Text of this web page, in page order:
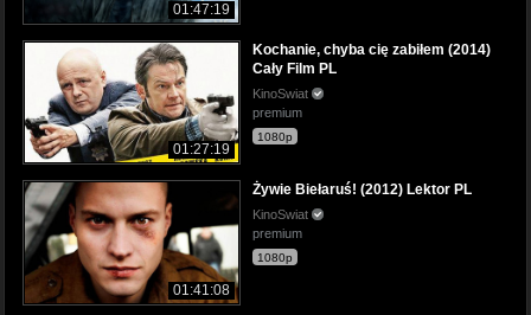
01:47:19
01:27:19
Kochanie, chyba cię zabiłem (2014)
Cały Film PL
KinoSwiat
premium
1080p
01:41:08
Żywie Biełaruś! (2012) Lektor PL
KinoSwiat
premium
1080p